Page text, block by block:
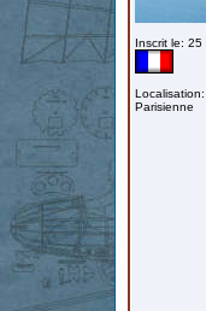
Inscrit le: 25
Parisienne